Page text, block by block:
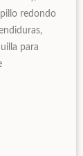
redondo
para